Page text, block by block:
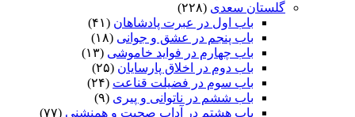
گلستان سعدی (۲۲۸)
باب اول در عبرت پادشاهان (۴۱)
باب پنجم در عشق و جوانى (۱۸)
باب چهارم در فواید خاموشى (۱۳)
باب دوم در اخلاق پارسایان (۲۵)
باب سوم در فضیلت قناعت (۲۴)
باب ششم در ناتوانى و پیرى (۹)
باب هشتم در آداب صحبت و همنشنى (۷۷)